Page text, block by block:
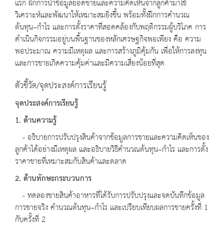
แรก ฝึกการนำข้อมูลยอดขายและความคิดเห็นจากลูกค้ามาใช้
วิเคราะห์และพัฒนาให้เหมาะสมยิ่งขึ้น พร้อมทั้งฝึกการคำนวณ
ต้นทุน–กำไร และการตั้งราคาที่สอดคล้องกับพฤติกรรมผู้บริโภค การ
ดำเนินกิจกรรมอยู่บนพื้นฐานของหลักเศรษฐกิจพอเพียง คือ ความ
พอประมาณ ความมีเหตุผล และการสร้างภูมิคุ้มกัน เพื่อให้การลงทุน
และการขายเกิดความคุ้มค่าและมีความเสี่ยงน้อยที่สุด
ตัวชี้วัด/จุดประสงค์การเรียนรู้
จุดประสงค์การเรียนรู้
1. ด้านความรู้
- อธิบายการปรับปรุงสินค้าจากข้อมูลการขายและความคิดเห็นของ
ลูกค้าได้อย่างมีเหตุผล และอธิบายวิธีคำนวณต้นทุน–กำไร และการตั้ง
ราคาขายที่เหมาะสมกับสินค้าและตลาด
2. ด้านทักษะกระบวนการ
- ทดลองขายสินค้าอาหารที่ได้รับการปรับปรุงและจดบันทึกข้อมูล
การขายจริง คำนวณต้นทุน–กำไร และเปรียบเทียบผลการขายครั้งที่ 1
กับครั้งที่ 2